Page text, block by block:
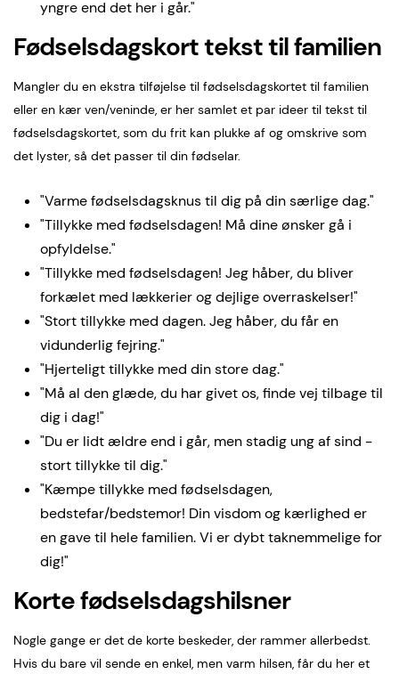
yngre end det her i går."
Fødselsdagskort tekst til familien
Mangler du en ekstra tilføjelse til fødselsdagskortet til familien
eller en kær ven/veninde, er her samlet et par ideer til tekst til
fødselsdagskortet, som du frit kan plukke af og omskrive som
det lyster, så det passer til din fødselar.
"Varme fødselsdagsknus til dig på din særlige dag."
"Tillykke med fødselsdagen! Må dine ønsker gå i
opfyldelse."
"Tillykke med fødselsdagen! Jeg håber, du bliver
forkælet med lækkerier og dejlige overraskelser!"
"Stort tillykke med dagen. Jeg håber, du får en
vidunderlig fejring."
"Hjerteligt tillykke med din store dag."
"Må al den glæde, du har givet os, finde vej tilbage til
dig i dag!"
"Du er lidt ældre end i går, men stadig ung af sind -
stort tillykke til dig."
"Kæmpe tillykke med fødselsdagen,
bedstefar/bedstemor! Din visdom og kærlighed er
en gave til hele familien. Vi er dybt taknemmelige for
dig!"
Korte fødselsdagshilsner
Nogle gange er det de korte beskeder, der rammer allerbedst.
Hvis du bare vil sende en enkel, men varm hilsen, får du her et